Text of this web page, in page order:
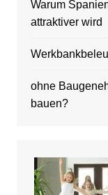
Warum
attraktiver wird
ohne
bauen?